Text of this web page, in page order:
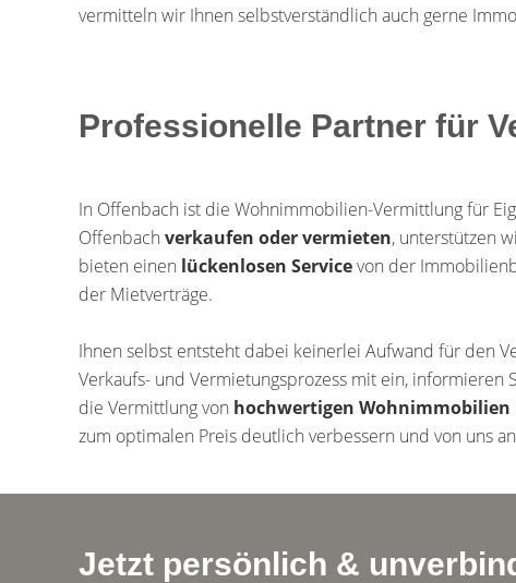
vermitteln wir Ihnen selbstverständlich auch gerne
Professionelle Partner für
In Offenbach ist die Wohnimmobilien-Vermittlung für
Offenbach verkaufen oder vermieten, unterstützen
bieten einen lückenlosen Servicevon der
der Mietverträge.
Ihnen selbst entsteht dabei keinerlei Aufwand für den
Verkaufs- und Vermietungsprozess mit ein,
die Vermittlung von hochwertigen Wohnimmobilien
zum optimalen Preis deutlich verbessern und von uns
Jetzt persönlich &